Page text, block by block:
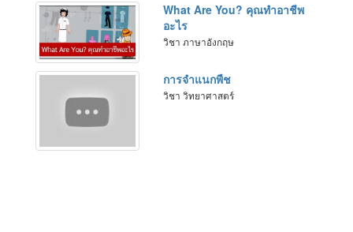
What Are You? คุณทำอาชีพ
อะไร
วิชา ภาษาอังกฤษ
การจำแนกพืช
วิชา วิทยาศาสตร์